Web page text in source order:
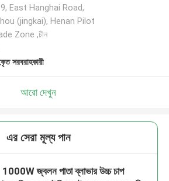
আপনাকে আবার কল করব!
East Hanghai Road,
(jingkai), Henan Pilot
Zone ,চীন
সরবরাহকারী
আরো দেখুন
এর সেরা মূল্য পান
1000W জ্বলন পাতা ব্লাভার উচ্চ চাপ